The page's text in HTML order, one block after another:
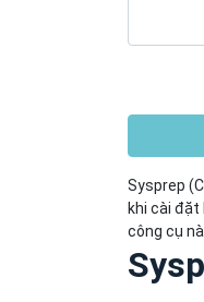
Sysprep
khi cài đặt
công cụ